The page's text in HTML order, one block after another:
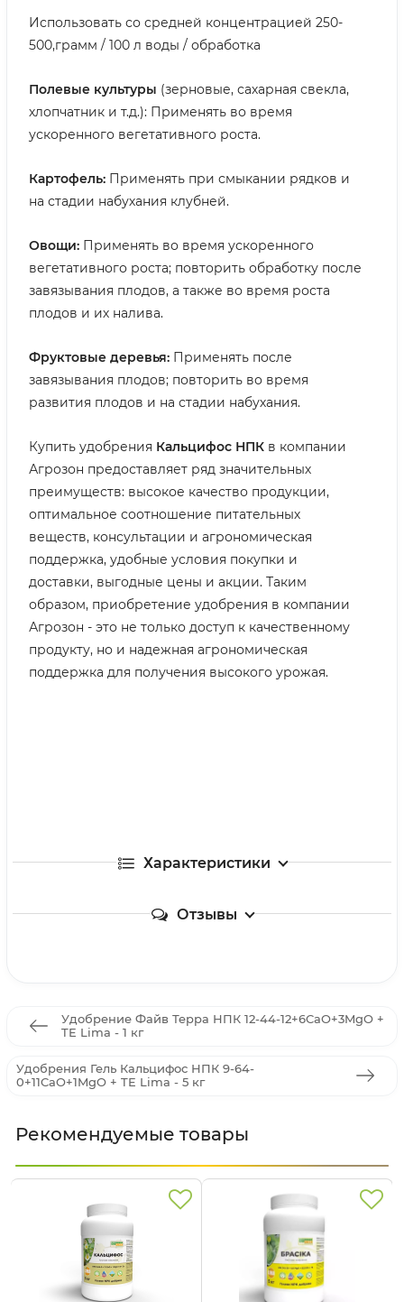
Использовать со средней концентрацией 250-
500,грамм / 100 л воды / обработка
Полевые культуры (зерновые, сахарная свекла,
хлопчатник и т.д.): Применять во время
ускоренного вегетативного роста.
Картофель: Применять при смыкании рядков и
на стадии набухания клубней.
Овощи: Применять во время ускоренного
вегетативного роста; повторить обработку после
завязывания плодов, а также во время роста
плодов и их налива.
Фруктовые деревья: Применять после
завязывания плодов; повторить во время
развития плодов и на стадии набухания.
Купить удобрения Кальцифос НПК в компании
Агрозон предоставляет ряд значительных
преимуществ: высокое качество продукции,
оптимальное соотношение питательных
веществ, консультации и агрономическая
поддержка, удобные условия покупки и
доставки, выгодные цены и акции. Таким
образом, приобретение удобрения в компании
Агрозон - это не только доступ к качественному
продукту, но и надежная агрономическая
поддержка для получения высокого урожая.
Характеристики
Отзывы
Удобрение Файв Терра НПК 12-44-12+6CaO+3MgO +
TE Lima - 1 кг
Удобрения Гель Кальцифос НПК 9-64-
0+11CaO+1MgO + TE Lima - 5 кг
Рекомендуемые товары